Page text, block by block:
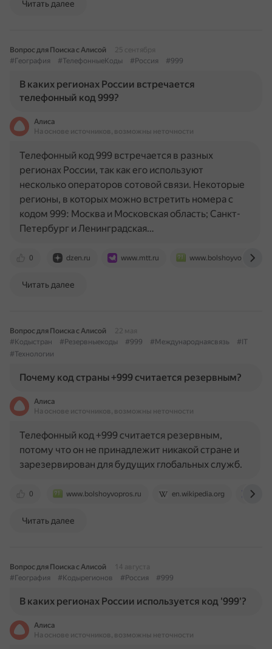
Читать далее
Вопрос для Поиска с Алисой
25 сентября
#География
#ТелефонныеКоды #Россия #999
В каких регионах России встречается
телефонный код 999?
Алиса
На основе источников, возможны неточности
0 dzen.ru www.mtt.ru www.bolshoyvopros.ru
Телефонный код 999 встречается в разных
регионах России, так как его используют
несколько операторов сотовой связи. Некоторые
регионы, в которых можно встретить номера с
кодом 999: Москва и Московская область; Санкт-
Петербург и Ленинградская…
Читать далее
Вопрос для Поиска с Алисой
22 мая
#Кодыстран
#Резервныекоды #999 #Международнаясвязь
#IT
#Технологии
Почему код страны +999 считается резервным?
Алиса
На основе источников, возможны неточности
0 www.bolshoyvopros.ru en.wikipedia.org
Телефонный код +999 считается резервным,
потому что он не принадлежит никакой стране и
зарезервирован для будущих глобальных служб.
Читать далее
Вопрос для Поиска с Алисой
14 августа
#География
#Кодырегионов #Россия #999
В каких регионах России используется код '999'?
Алиса
На основе источников, возможны неточности